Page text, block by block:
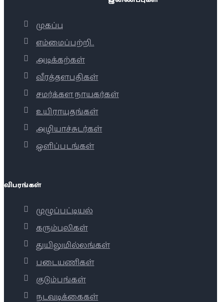
முகப்பு
எம்மைப்பற்றி..
அடிக்கற்கள்
வீரத்தளபதிகள்
சமர்க்கள நாயகர்கள்
உயிராயுதங்கள்
அழியாச்சுடர்கள்
ஒளிப்படங்கள்
விபரங்கள்
முழுப்பட்டியல்
கரும்புலிகள்
துயிலுமில்லங்கள்
படையணிகள்
குடும்பங்கள்
நடவடிக்கைகள்